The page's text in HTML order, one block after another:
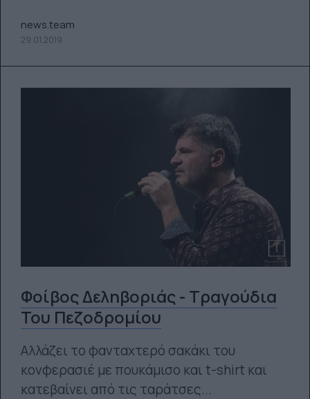
news.team
29.01.2019
Φοίβος Δεληβοριάς - Τραγούδια
Του Πεζοδρομίου
Αλλάζει το φανταχτερό σακάκι του
κονφερασιέ με πουκάμισο και t-shirt και
κατεβαίνει από τις ταράτσες...